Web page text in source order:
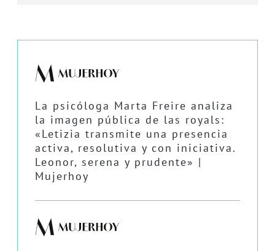
La psicóloga Marta Freire analiza
la imagen pública de las royals:
«Letizia transmite una presencia
activa, resolutiva y con iniciativa.
Leonor, serena y prudente» |
Mujerhoy